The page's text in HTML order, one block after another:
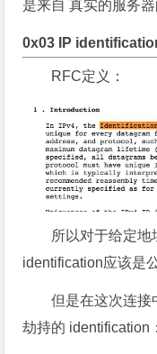
是来自 真实的服务器
0x03 IP
RFC定义：
所以对于给定地
identification应该是
但是在这次连接
劫持的 identification：